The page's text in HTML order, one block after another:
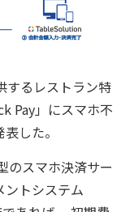
るレストラン特
Pay」にスマホ不
した。
のスマホ決済サー
ントシステム